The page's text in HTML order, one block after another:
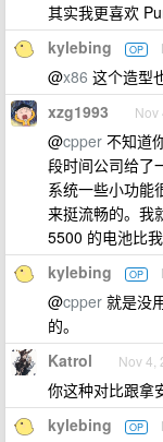
其实我更喜欢
kylebing OP
@x86 这个造型
xzg1993 Nov
@cpper 不知道
段时间公司给了
系统一些小功能
来挺流畅的。我
5500 的电池比
kylebing OP
@cpper 就是没
的。
Katrol Nov 4,
你这种对比跟拿
kylebing OP